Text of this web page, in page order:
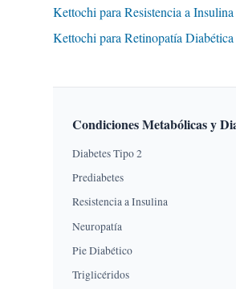
Kettochi para Resistencia a
Kettochi para Retinopatía
Condiciones Metabólicas y
Diabetes Tipo 2
Prediabetes
Resistencia a Insulina
Neuropatía
Pie Diabético
Triglicéridos